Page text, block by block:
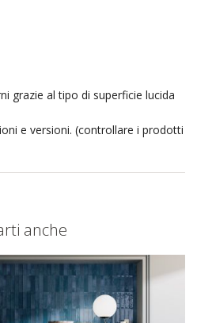
grazie al tipo di superficie lucida
e versioni. (controllare i prodotti
anche